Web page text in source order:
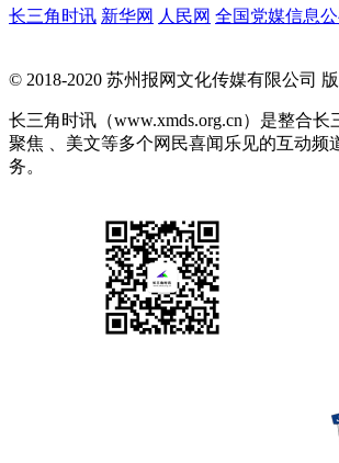
长三角时讯 新华网 人民网 全国党媒信息
© 2018-2020 苏州报网文化传媒有限公司
长三角时讯（www.xmds.org.cn）是整合
聚焦 、美文等多个网民喜闻乐见的互动
务。